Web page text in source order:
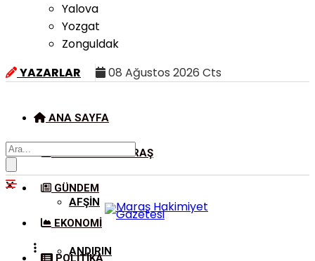
Yalova
Yozgat
Zonguldak
YAZARLAR
08 Ağustos 2026 Cts
ANA SAYFA
KAHRAMANMARAŞ
AFŞIN
ANDIRIN
GÜNDEM
EKONOMI
POLITIKA